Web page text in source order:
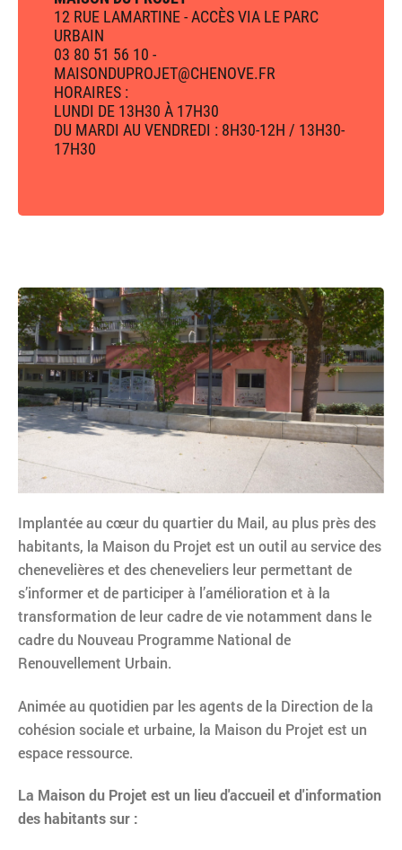
12 RUE LAMARTINE - ACCÈS VIA LE PARC
URBAIN
03 80 51 56 10 -
MAISONDUPROJET@CHENOVE.FR
HORAIRES :
LUNDI DE 13H30 À 17H30
DU MARDI AU VENDREDI : 8H30-12H / 13H30-
17H30
Implantée au cœur du quartier du Mail, au plus près des
habitants, la Maison du Projet est un outil au service des
chenevelières et des cheneveliers leur permettant de
s’informer et de participer à l’amélioration et à la
transformation de leur cadre de vie notamment dans le
cadre du Nouveau Programme National de
Renouvellement Urbain.
Animée au quotidien par les agents de la Direction de la
cohésion sociale et urbaine, la Maison du Projet est un
espace ressource.
La Maison du Projet est un lieu d'accueil et d'information
des habitants sur :